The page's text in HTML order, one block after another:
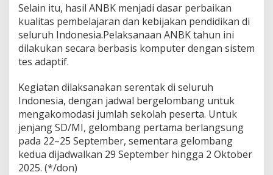
Selain itu, hasil ANBK menjadi dasar perbaikan
kualitas pembelajaran dan kebijakan pendidikan di
seluruh Indonesia.Pelaksanaan ANBK tahun ini
dilakukan secara berbasis komputer dengan sistem
tes adaptif.
Kegiatan dilaksanakan serentak di seluruh
Indonesia, dengan jadwal bergelombang untuk
mengakomodasi jumlah sekolah peserta. Untuk
jenjang SD/MI, gelombang pertama berlangsung
pada 22–25 September, sementara gelombang
kedua dijadwalkan 29 September hingga 2 Oktober
2025. (*/don)